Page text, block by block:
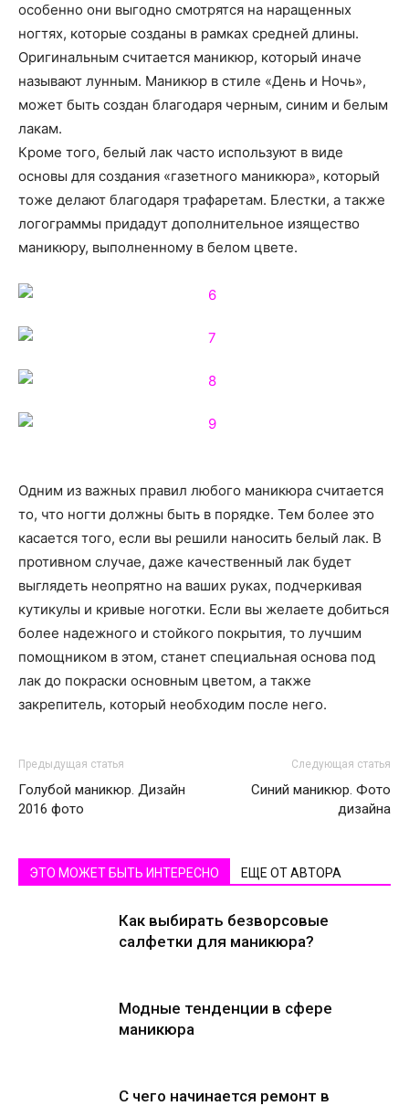
особенно они выгодно смотрятся на наращенных
ногтях, которые созданы в рамках средней длины.
Оригинальным считается маникюр, который иначе
называют лунным. Маникюр в стиле «День и Ночь»,
может быть создан благодаря черным, синим и белым
лакам.
Кроме того, белый лак часто используют в виде
основы для создания «газетного маникюра», который
тоже делают благодаря трафаретам. Блестки, а также
логограммы придадут дополнительное изящество
маникюру, выполненному в белом цвете.
Одним из важных правил любого маникюра считается
то, что ногти должны быть в порядке. Тем более это
касается того, если вы решили наносить белый лак. В
противном случае, даже качественный лак будет
выглядеть неопрятно на ваших руках, подчеркивая
кутикулы и кривые ноготки. Если вы желаете добиться
более надежного и стойкого покрытия, то лучшим
помощником в этом, станет специальная основа под
лак до покраски основным цветом, а также
закрепитель, который необходим после него.
Предыдущая статья
Голубой маникюр. Дизайн
2016 фото
Следующая статья
Синий маникюр. Фото
дизайна
ЭТО МОЖЕТ БЫТЬ ИНТЕРЕСНО ЕЩЕ ОТ АВТОРА
Как выбирать безворсовые
салфетки для маникюра?
Модные тенденции в сфере
маникюра
С чего начинается ремонт в